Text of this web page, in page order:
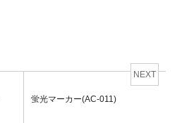
NEXT
蛍光マーカー(AC-011)